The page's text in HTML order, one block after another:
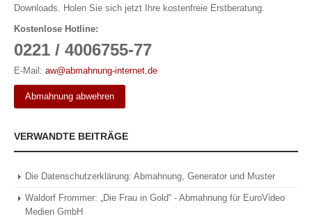
Downloads. Holen Sie sich jetzt Ihre kostenfreie Erstberatung.
Kostenlose Hotline:
0221 / 4006755-77
E-Mail: aw@abmahnung-internet.de
Abmahnung abwehren
VERWANDTE BEITRÄGE
Die Datenschutzerklärung: Abmahnung, Generator und Muster
Waldorf Frommer: „Die Frau in Gold“ - Abmahnung für EuroVideo
Medien GmbH